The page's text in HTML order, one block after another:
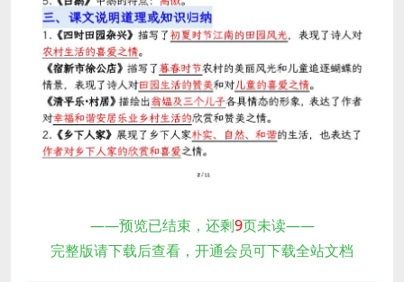
——预览已结束，还剩9页未读——
完整版请下载后查看，开通会员可下载全站文档